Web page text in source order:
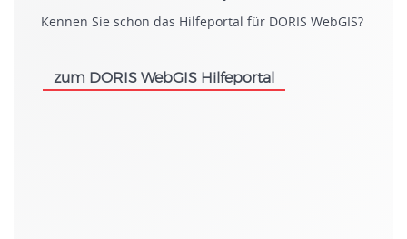
Kennen Sie schon das Hilfeportal für DORIS WebGIS?
zum DORIS WebGIS Hilfeportal